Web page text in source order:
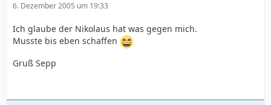
6. Dezember 2005 um 19:33
Ich glaube der Nikolaus hat was gegen mich.
Musste bis eben schaffen
Gruß Sepp